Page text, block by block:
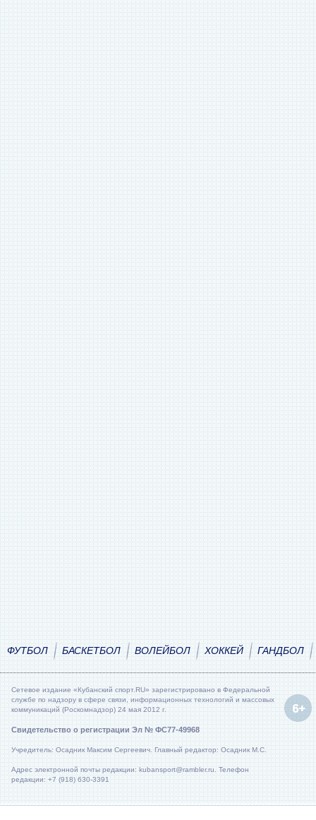
ФУТБОЛ БАСКЕТБОЛ ВОЛЕЙБОЛ ХОККЕЙ ГАНДБОЛ
Сетевое издание «Кубанский спорт.RU» зарегистрировано в Федеральной
службе по надзору в сфере связи, информационных технологий и массовых
коммуникаций (Роскомнадзор) 24 мая 2012 г.
Свидетельство о регистрации Эл № ФС77-49968
Учредитель: Осадник Максим Сергеевич. Главный редактор: Осадник М.С.
Адрес электронной почты редакции: kubansport@rambler.ru. Телефон
редакции: +7 (918) 630-3391